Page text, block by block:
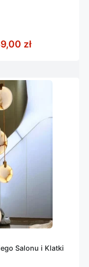
złZakres cen:
Salonu i Klatki